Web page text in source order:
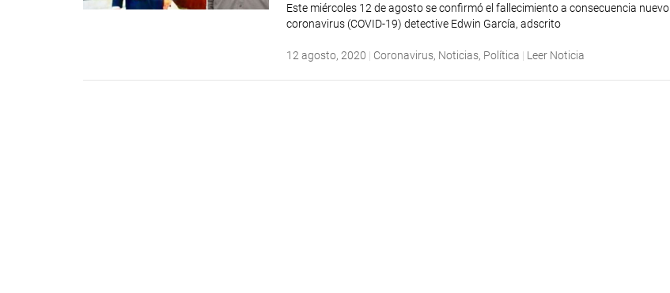
Este miércoles 12 de agosto se confirmó el fallecimiento a consecuencia nuevo
coronavirus (COVID-19) detective Edwin García, adscrito
12 agosto, 2020 | Coronavirus, Noticias, Política | Leer Noticia